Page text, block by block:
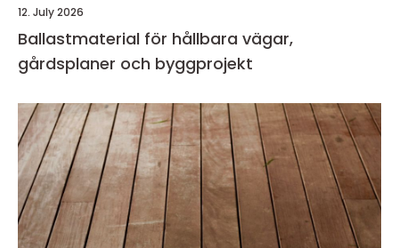
12. July 2026
Ballastmaterial för hållbara vägar,
gårdsplaner och byggprojekt